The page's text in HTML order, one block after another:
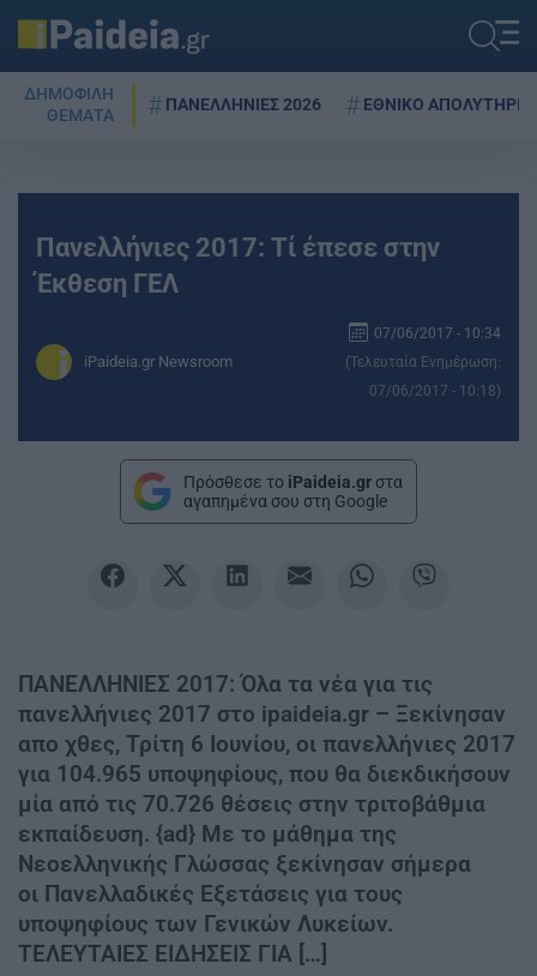
ΔΗΜΟΦΙΛΗ
ΘΕΜΑΤΑ
ΠΑΝΕΛΛΗΝΙΕΣ 2026 ΕΘΝΙΚΟ ΑΠΟΛΥΤΗΡΙΟ
Πανελλήνιες 2017: Τί έπεσε στην
Έκθεση ΓΕΛ
iPaideia.gr Newsroom
07/06/2017 - 10:34
(Τελευταία Ενημέρωση:
07/06/2017 - 10:18)
Πρόσθεσε το iPaideia.gr στα
αγαπημένα σου στη Google
ΠΑΝΕΛΛΗΝΙΕΣ 2017: Όλα τα νέα για τις
πανελλήνιες 2017 στο ipaideia.gr – Ξεκίνησαν
απο χθες, Τρίτη 6 Ιουνίου, οι πανελλήνιες 2017
για 104.965 υποψηφίους, που θα διεκδικήσουν
μία από τις 70.726 θέσεις στην τριτοβάθμια
εκπαίδευση. {ad} Με το μάθημα της
Νεοελληνικής Γλώσσας ξεκίνησαν σήμερα
οι Πανελλαδικές Εξετάσεις για τους
υποψηφίους των Γενικών Λυκείων.
ΤΕΛΕΥΤΑΙΕΣ ΕΙΔΗΣΕΙΣ ΓΙΑ […]